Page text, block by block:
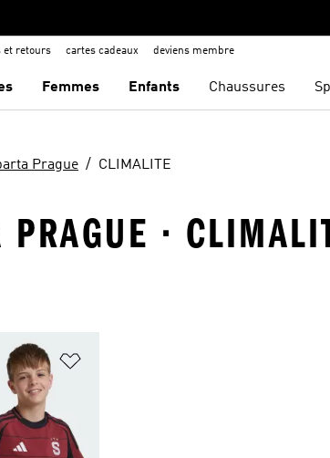
et retours cartes cadeaux deviens membre
Femmes Enfants Chaussures
Prague CLIMALITE
PRAGUE ·